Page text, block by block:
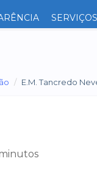
E.M. Tancredo
minutos